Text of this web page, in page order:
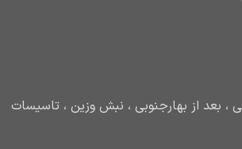
، بعد از بهارجنوبی ، نبش وزین ، تاسیسات